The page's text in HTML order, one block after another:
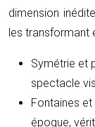
dimension
les transformant
Symétrie et
spectacle
Fontaines et
époque,